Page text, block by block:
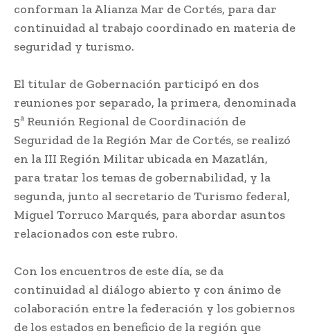
conforman la Alianza Mar de Cortés, para dar
continuidad al trabajo coordinado en materia de
seguridad y turismo.
El titular de Gobernación participó en dos
reuniones por separado, la primera, denominada
5ª Reunión Regional de Coordinación de
Seguridad de la Región Mar de Cortés, se realizó
en la III Región Militar ubicada en Mazatlán,
para tratar los temas de gobernabilidad, y la
segunda, junto al secretario de Turismo federal,
Miguel Torruco Marqués, para abordar asuntos
relacionados con este rubro.
Con los encuentros de este día, se da
continuidad al diálogo abierto y con ánimo de
colaboración entre la federación y los gobiernos
de los estados en beneficio de la región que